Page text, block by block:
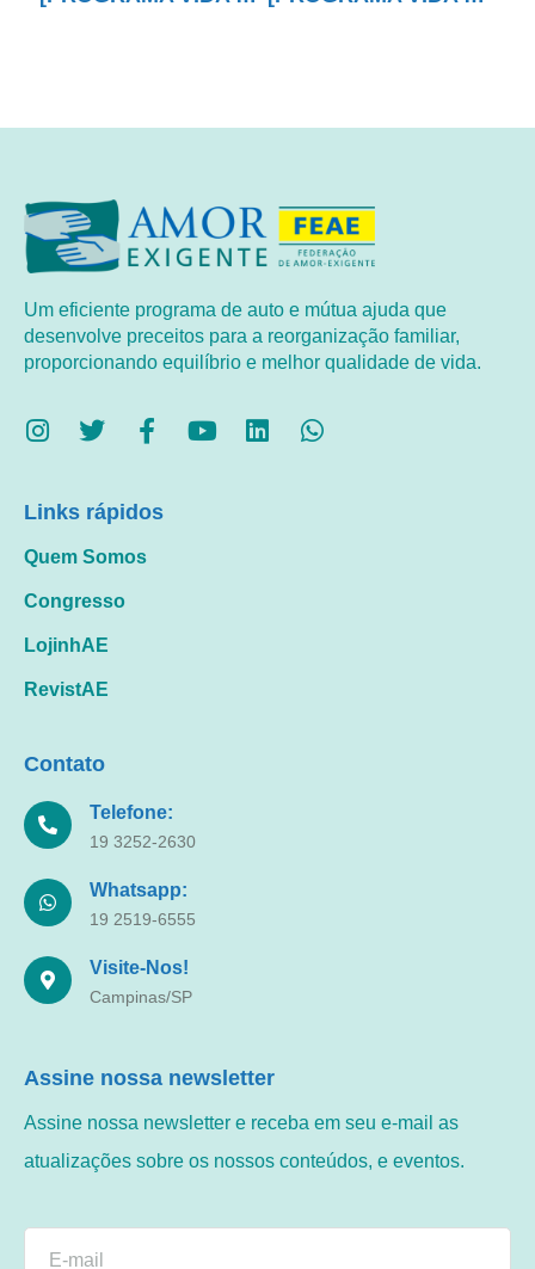
Um eficiente programa de auto e mútua ajuda que
desenvolve preceitos para a reorganização familiar,
proporcionando equilíbrio e melhor qualidade de vida.
Links rápidos
Quem Somos
Congresso
LojinhAE
RevistAE
Contato
Telefone:
19 3252-2630
Whatsapp:
19 2519-6555
Visite-Nos!
Campinas/SP
Assine nossa newsletter
Assine nossa newsletter e receba em seu e-mail as
atualizações sobre os nossos conteúdos, e eventos.